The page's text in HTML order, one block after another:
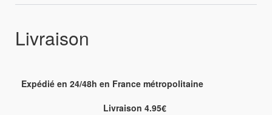
Livraison
Expédié en 24/48h en France métropolitaine
Livraison 4.95€